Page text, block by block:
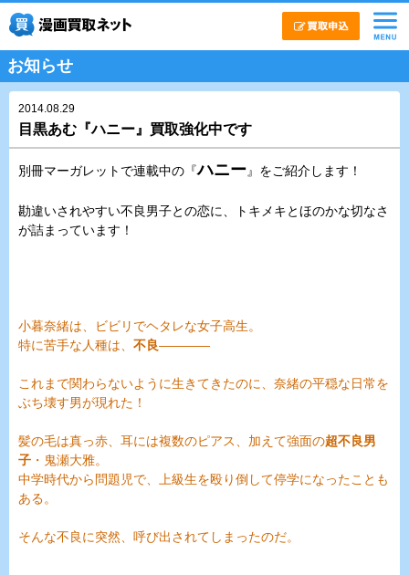
お知らせ
2014.08.29
目黒あむ『ハニー』買取強化中です
別冊マーガレットで連載中の『ハニー』をご紹介します！
勘違いされやすい不良男子との恋に、トキメキとほのかな切なさ
が詰まっています！
小暮奈緒は、ビビリでヘタレな女子高生。
特に苦手な人種は、 不良――――
これまで関わらないように生きてきたのに、奈緒の平穏な日常を
ぶち壊す男が現れた！
髪の毛は真っ赤、耳には複数のピアス、加えて強面の超不良男
子 ・鬼瀬大雅。
中学時代から問題児で、上級生を殴り倒して停学になったことも
ある。
そんな不良に突然、呼び出されてしまったのだ。